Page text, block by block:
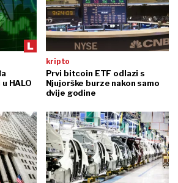
HALO
kripto
Prvi bitcoin ETF odlazi s
Njujorške burze nakon samo
dvije godine